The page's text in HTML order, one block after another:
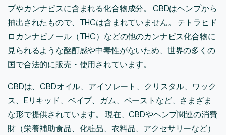
プやカンナビスに含まれる化合物成分。 CBDはヘンプから
抽出されたもので、THCは含まれていません。 テトラヒド
ロカンナビノール（THC）などの他のカンナビス化合物に
見られるような酩酊感や中毒性がないため、世界の多くの
国で合法的に販売・使用されています。
CBDは、CBDオイル、アイソレート、クリスタル、ワック
ス、Eリキッド、ベイプ、ガム、ペーストなど、さまざま
な形で提供されています。 現在、CBDやヘンプ関連の消費
財（栄養補助食品、化粧品、衣料品、アクセサリーなど）